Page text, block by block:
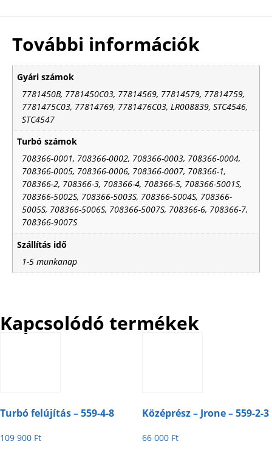
További információk
Gyári számok
7781450B, 7781450C03, 77814569, 77814579, 77814759,
7781475C03, 77814769, 7781476C03, LR008839, STC4546,
STC4547
Turbó számok
708366-0001, 708366-0002, 708366-0003, 708366-0004,
708366-0005, 708366-0006, 708366-0007, 708366-1,
708366-2, 708366-3, 708366-4, 708366-5, 708366-5001S,
708366-5002S, 708366-5003S, 708366-5004S, 708366-
5005S, 708366-5006S, 708366-5007S, 708366-6, 708366-7,
708366-9007S
Szállítás idő
1-5 munkanap
Kapcsolódó termékek
Turbó felújítás – 559-4-8
109 900 Ft
Középrész – Jrone – 559-2-3
66 000 Ft